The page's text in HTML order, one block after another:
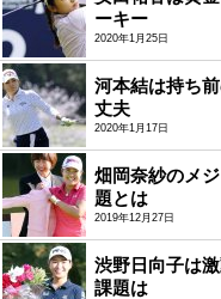
ーキー
2020年1月25日
河本結は持ち
丈夫
2020年1月17日
畑岡奈紗のメ
題とは
2019年12月27日
渋野日向子は
課題は